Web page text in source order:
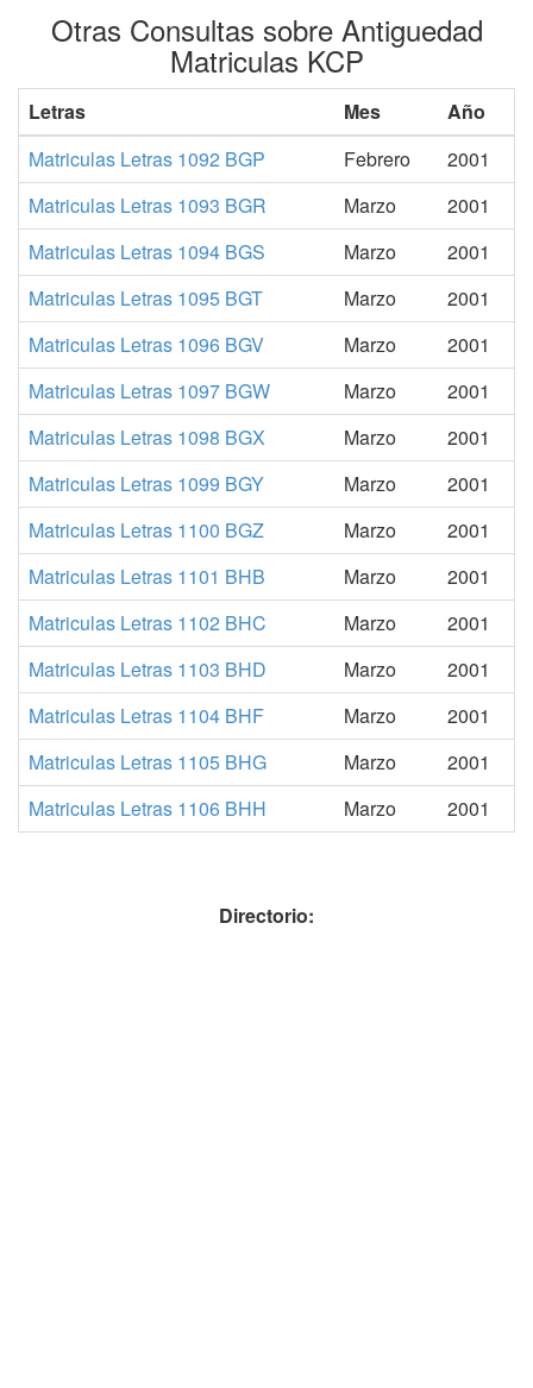
Otras Consultas sobre Antiguedad
Matriculas KCP
Letras Mes
Año
Matriculas Letras 1092 BGP
Febrero
2001
Matriculas Letras 1093 BGR
Marzo
2001
Matriculas Letras 1094 BGS
Marzo
2001
Matriculas Letras 1095 BGT
Marzo
2001
Matriculas Letras 1096 BGV
Marzo
2001
Matriculas Letras 1097 BGW
Marzo
2001
Matriculas Letras 1098 BGX
Marzo
2001
Matriculas Letras 1099 BGY
Marzo
2001
Matriculas Letras 1100 BGZ
Marzo
2001
Matriculas Letras 1101 BHB
Marzo
2001
Matriculas Letras 1102 BHC
Marzo
2001
Matriculas Letras 1103 BHD
Marzo
2001
Matriculas Letras 1104 BHF
Marzo
2001
Matriculas Letras 1105 BHG
Marzo
2001
Matriculas Letras 1106 BHH
Marzo 2001
Directorio: